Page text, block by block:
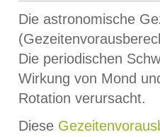
Die astronomische
Die periodischen
Wirkung von Mond
Rotation verursacht.
Diese